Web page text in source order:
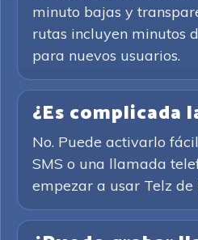
minuto bajas y
rutas incluyen minutos
para nuevos usuarios.
¿Es complicada
No. Puede activarlo
SMS o una llamada
empezar a usar Telz